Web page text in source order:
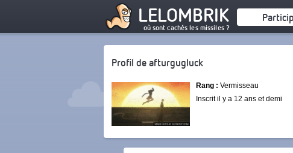
LELOMBRIK
où sont cachés les missiles ?
Profil de afturgugluck
Rang : Vermisseau
Inscrit il y a 12 ans et demi